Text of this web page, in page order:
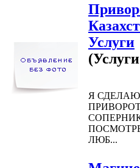
Услуги
Я
ЛЮБ...